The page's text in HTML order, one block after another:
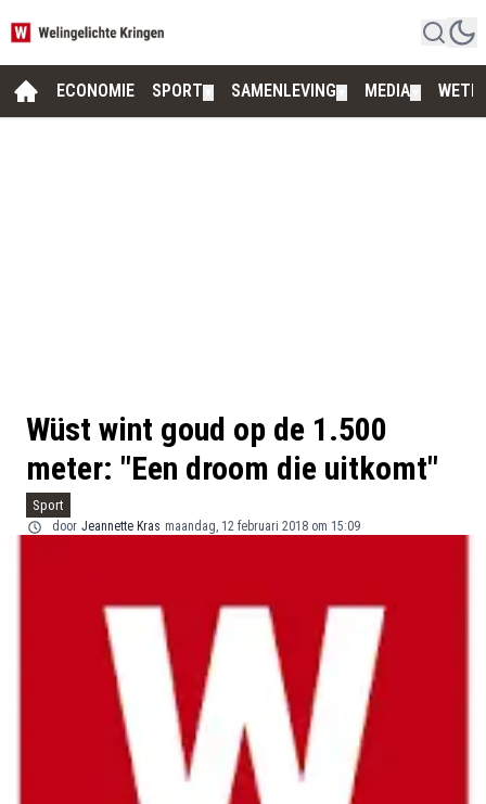
ECONOMIE SPORT SAMENLEVING MEDIA
Wüst wint goud op de 1.500
meter: "Een droom die uitkomt"
Sport
door Jeannette Kras maandag, 12 februari 2018 om 15:09